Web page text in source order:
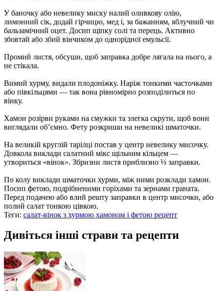
У баночку або невелику миску налий оливкову олію,
лимонний сік, додай гірчицю, мед і, за бажанням, яблучний чи
бальзамічний оцет. Досип щіпку солі та перець. Активно
збовтай або збий вінчиком до однорідної емульсії.
Промий листя, обсуши, щоб заправка добре лягала на нього, а
не стікала.
Вимий хурму, видали плодоніжку. Наріж тонкими часточками
або півкільцями — так вона рівномірно розподілиться по
вінку.
Хамон розірви руками на смужки та злегка скрути, щоб вони
виглядали об’ємно. Фету розкриши на невеликі шматочки.
На великій круглій тарілці постав у центр невелику мисочку.
Довкола виклади салатний мікс щільним кільцем —
утвориться «вінок». Збризни листя приблизно ⅓ заправки.
По колу виклади шматочки хурми, між ними розклади хамон.
Посип фетою, подрібненими горіхами та зернами граната.
Перед подачею або влий решту заправки в центр мисочки, або
полий салат тонкою цівкою.
Теги: салат-вінок з хурмою хамоном і фетою рецепт
Дивіться інші страви та рецепти